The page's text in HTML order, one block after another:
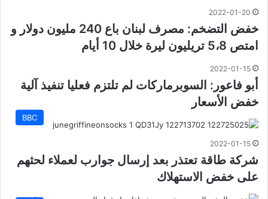
2022-01-20
خفض التضخم: مصرف لبنان باع 240 مليون دولار و
امتص 5،8 تريليون ليرة خلال 10 أيام
2022-01-15
أبو فاعور: السوبرماركات لم تلتزم فعليا تنفيذ آلية
خفض الأسعار
BBC
2022-01-15
شركة طاقة تعتذر بعد إرسال جوارب لعملاء لحثهم
على خفض الاستهلاك